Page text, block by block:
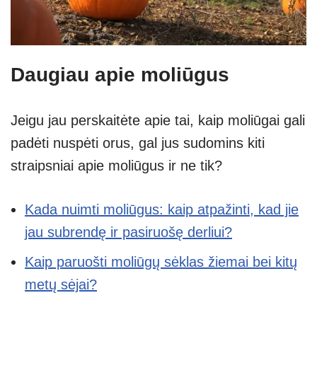
Daugiau apie moliūgus
Jeigu jau perskaitėte apie tai, kaip moliūgai gali
padėti nuspėti orus, gal jus sudomins kiti
straipsniai apie moliūgus ir ne tik?
Kada nuimti moliūgus: kaip atpažinti, kad jie
jau subrendę ir pasiruošę derliui?
Kaip paruošti moliūgų sėklas žiemai bei kitų
metų sėjai?